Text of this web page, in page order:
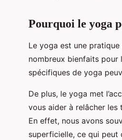
Pourquoi le yoga
Le yoga est une
nombreux bienfaits pour
spécifiques de yoga
De plus, le yoga met
vous aider à relâcher
En effet, nous avons
superficielle, ce qui peut